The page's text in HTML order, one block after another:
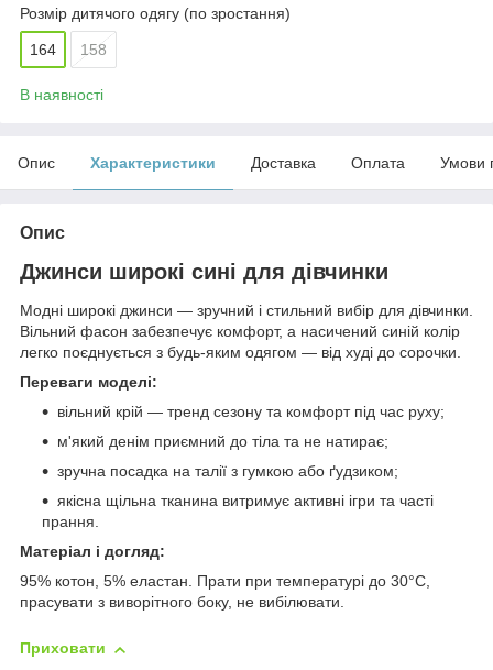
Розмір дитячого одягу (по зростання)
164 158
В наявності
Опис Характеристики Доставка Оплата Умови
Опис
Джинси широкі сині для дівчинки
Модні широкі джинси — зручний і стильний вибір для дівчинки.
Вільний фасон забезпечує комфорт, а насичений синій колір
легко поєднується з будь-яким одягом — від худі до сорочки.
Переваги моделі:
вільний крій — тренд сезону та комфорт під час руху;
м'який денім приємний до тіла та не натирає;
зручна посадка на талії з гумкою або ґудзиком;
якісна щільна тканина витримує активні ігри та часті
прання.
Матеріал і догляд:
95% котон, 5% еластан. Прати при температурі до 30°C,
прасувати з виворітного боку, не вибілювати.
Приховати